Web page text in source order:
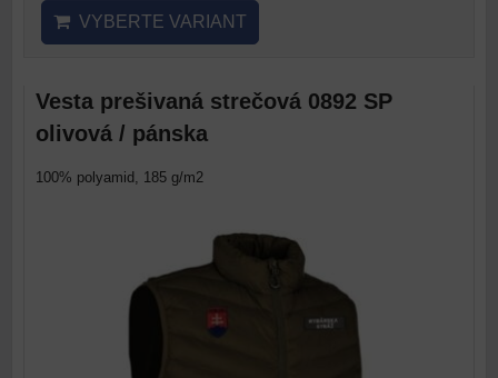
VYBERTE VARIANT
Vesta prešivaná strečová 0892 SP
olivová / pánska
100% polyamid, 185 g/m2